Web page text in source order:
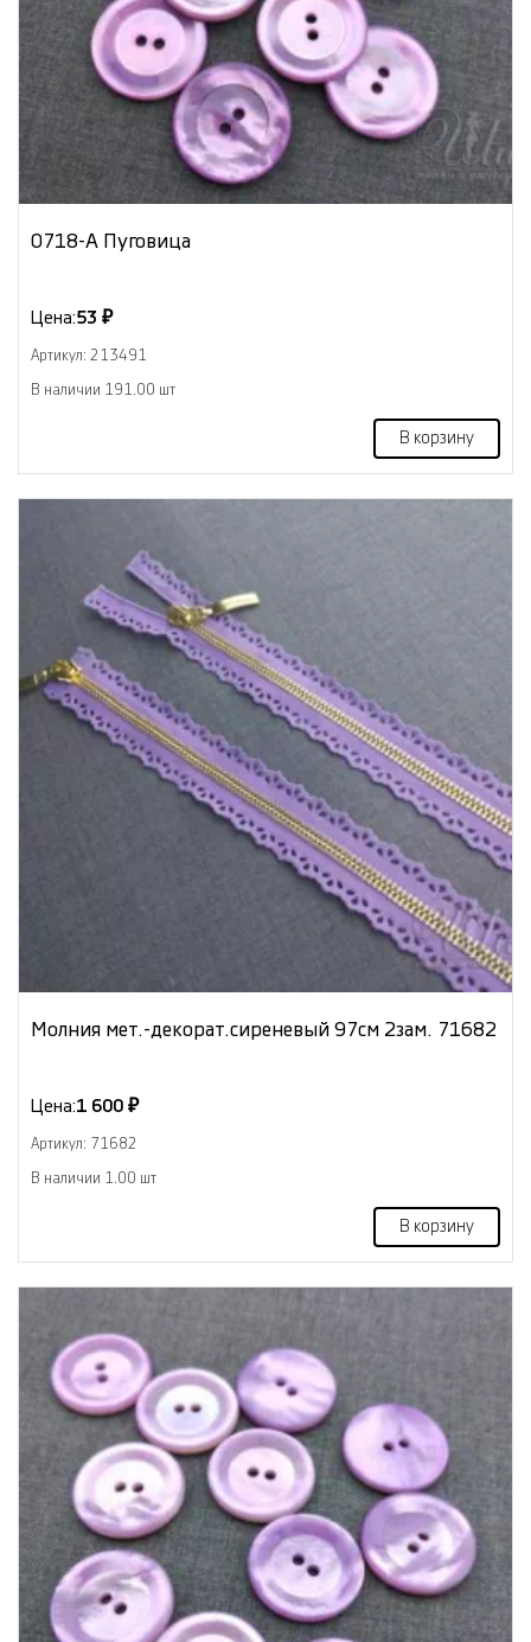
0718-А Пуговица
Цена:53 ₽
Артикул: 213491
В наличии 191.00 шт
В корзину
Молния мет.-декорат.сиреневый 97см 2зам. 71682
Цена:1 600 ₽
Артикул: 71682
В наличии 1.00 шт
В корзину